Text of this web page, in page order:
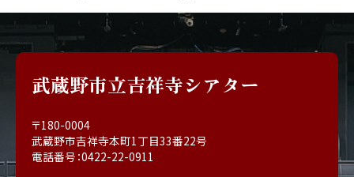
武蔵野市立吉祥寺シアター
〒180-0004
武蔵野市吉祥寺本町1丁目33番22号
電話番号：0422-22-0911